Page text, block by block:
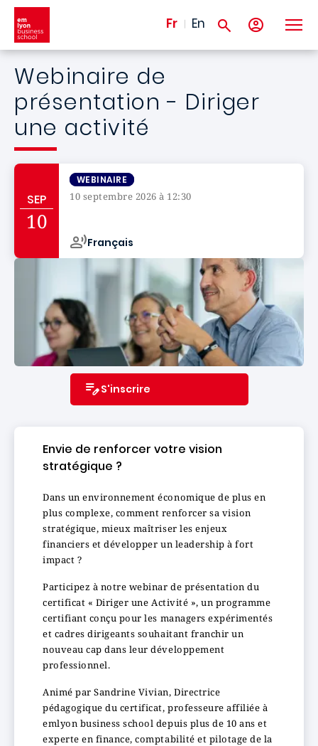
Aller au contenu principal
Fr En
Webinaire de
présentation - Diriger
une activité
SEP
10
WEBINAIRE
10 septembre 2026 à 12:30
Français
S'inscrire
Envie de renforcer votre vision
stratégique ?
Dans un environnement économique de plus en
plus complexe, comment renforcer sa vision
stratégique, mieux maîtriser les enjeux
financiers et développer un leadership à fort
impact ?
Participez à notre webinar de présentation du
certificat « Diriger une Activité », un programme
certifiant conçu pour les managers expérimentés
et cadres dirigeants souhaitant franchir un
nouveau cap dans leur développement
professionnel.
Animé par Sandrine Vivian, Directrice
pédagogique du certificat, professeure affiliée à
emlyon business school depuis plus de 10 ans et
experte en finance, comptabilité et pilotage de la